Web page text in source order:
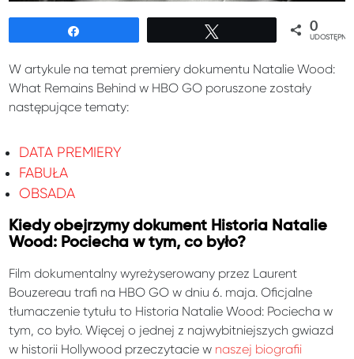
0
W artykule na temat premiery dokumentu Natalie Wood:
What Remains Behind w HBO GO poruszone zostały
następujące tematy:
DATA PREMIERY
FABUŁA
OBSADA
Kiedy obejrzymy dokument Historia Natalie
Wood: Pociecha w tym, co było?
Film dokumentalny wyreżyserowany przez Laurent
Bouzereau trafi na HBO GO w dniu 6. maja. Oficjalne
tłumaczenie tytułu to Historia Natalie Wood: Pociecha w
tym, co było. Więcej o jednej z najwybitniejszych gwiazd
w historii Hollywood przeczytacie w naszej biografii